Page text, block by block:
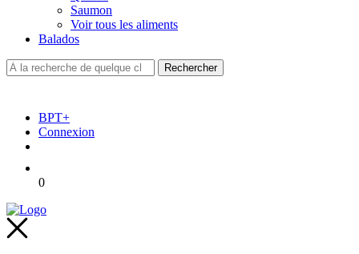
Saumon
Voir tous les aliments
Balados
BPT+
Connexion
0